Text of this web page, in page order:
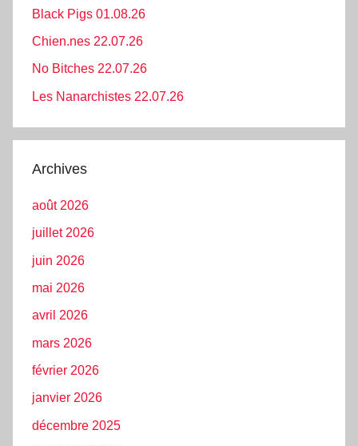
Black Pigs 01.08.26
Chien.nes 22.07.26
No Bitches 22.07.26
Les Nanarchistes 22.07.26
Archives
août 2026
juillet 2026
juin 2026
mai 2026
avril 2026
mars 2026
février 2026
janvier 2026
décembre 2025